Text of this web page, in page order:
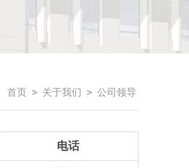
首页 > 关于我们 > 公司领导
电话